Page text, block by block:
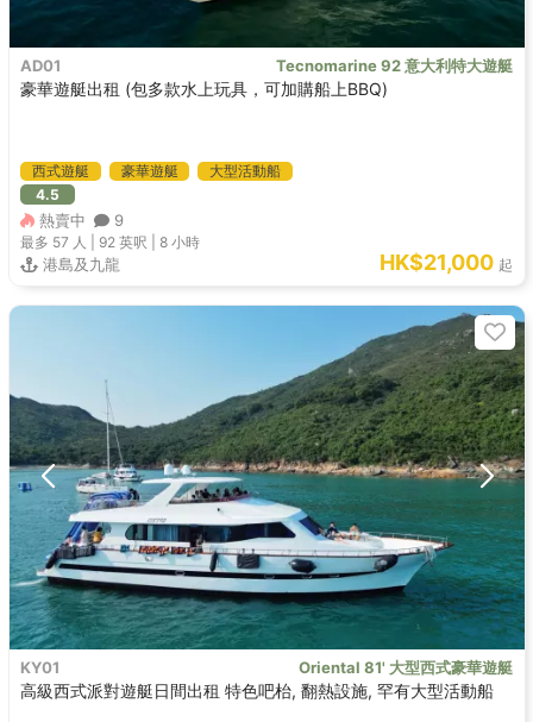
AD01 Tecnomarine 92 意大利特大遊艇
豪華遊艇出租 (包多款水上玩具，可加購船上BBQ)
西式遊艇 豪華遊艇
大型活動船
4.5
熱賣中 9
最多 57 人 | 92 英呎 |8 小時
港島及九龍 HK$21,000 起
KY01 Oriental 81' 大型西式豪華遊艇
高級西式派對遊艇日間出租 特色吧枱, 翻熱設施, 罕有大型活動船